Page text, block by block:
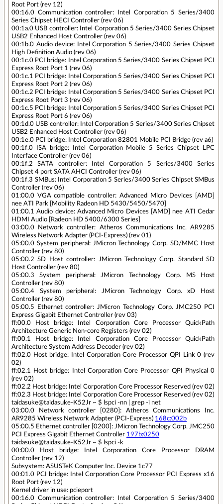
Root Port (rev 12)
00:16.0 Communication controller: Intel Corporation 5 Series/3400
Series Chipset HECI Controller (rev 06)
00:1a.0 USB controller: Intel Corporation 5 Series/3400 Series Chipset
USB2 Enhanced Host Controller (rev 06)
00:1b.0 Audio device: Intel Corporation 5 Series/3400 Series Chipset
High Definition Audio (rev 06)
00:1c.0 PCI bridge: Intel Corporation 5 Series/3400 Series Chipset PCI
Express Root Port 1 (rev 06)
00:1c.1 PCI bridge: Intel Corporation 5 Series/3400 Series Chipset PCI
Express Root Port 2 (rev 06)
00:1c.2 PCI bridge: Intel Corporation 5 Series/3400 Series Chipset PCI
Express Root Port 3 (rev 06)
00:1c.5 PCI bridge: Intel Corporation 5 Series/3400 Series Chipset PCI
Express Root Port 6 (rev 06)
00:1d.0 USB controller: Intel Corporation 5 Series/3400 Series Chipset
USB2 Enhanced Host Controller (rev 06)
00:1e.0 PCI bridge: Intel Corporation 82801 Mobile PCI Bridge (rev a6)
00:1f.0 ISA bridge: Intel Corporation Mobile 5 Series Chipset LPC
Interface Controller (rev 06)
00:1f.2 SATA controller: Intel Corporation 5 Series/3400 Series
Chipset 4 port SATA AHCI Controller (rev 06)
00:1f.3 SMBus: Intel Corporation 5 Series/3400 Series Chipset SMBus
Controller (rev 06)
01:00.0 VGA compatible controller: Advanced Micro Devices [AMD]
nee ATI Park [Mobility Radeon HD 5430/5450/5470]
01:00.1 Audio device: Advanced Micro Devices [AMD] nee ATI Cedar
HDMI Audio [Radeon HD 5400/6300 Series]
03:00.0 Network controller: Atheros Communications Inc. AR9285
Wireless Network Adapter (PCI-Express) (rev 01)
05:00.0 System peripheral: JMicron Technology Corp. SD/MMC Host
Controller (rev 80)
05:00.2 SD Host controller: JMicron Technology Corp. Standard SD
Host Controller (rev 80)
05:00.3 System peripheral: JMicron Technology Corp. MS Host
Controller (rev 80)
05:00.4 System peripheral: JMicron Technology Corp. xD Host
Controller (rev 80)
05:00.5 Ethernet controller: JMicron Technology Corp. JMC250 PCI
Express Gigabit Ethernet Controller (rev 03)
ff:00.0 Host bridge: Intel Corporation Core Processor QuickPath
Architecture Generic Non-core Registers (rev 02)
ff:00.1 Host bridge: Intel Corporation Core Processor QuickPath
Architecture System Address Decoder (rev 02)
ff:02.0 Host bridge: Intel Corporation Core Processor QPI Link 0 (rev
02)
ff:02.1 Host bridge: Intel Corporation Core Processor QPI Physical 0
(rev 02)
ff:02.2 Host bridge: Intel Corporation Core Processor Reserved (rev 02)
ff:02.3 Host bridge: Intel Corporation Core Processor Reserved (rev 02)
taidasuke@taidasuke-K52Jr ~ $ lspci -nn | grep -i net
03:00.0 Network controller [0280]: Atheros Communications Inc.
AR9285 Wireless Network Adapter (PCI-Express) 168c:002b
05:00.5 Ethernet controller [0200]: JMicron Technology Corp. JMC250
PCI Express Gigabit Ethernet Controller 197b:0250
taidasuke@taidasuke-K52Jr ~ $ lspci -k
00:00.0 Host bridge: Intel Corporation Core Processor DRAM
Controller (rev 12)
Subsystem: ASUSTeK Computer Inc. Device 1c77
00:01.0 PCI bridge: Intel Corporation Core Processor PCI Express x16
Root Port (rev 12)
Kernel driver in use: pcieport
00:16.0 Communication controller: Intel Corporation 5 Series/3400